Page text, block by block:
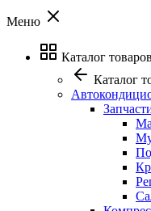
Меню
Каталог товаров
Каталог